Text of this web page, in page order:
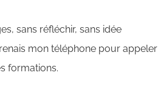
sans réfléchir, sans idée
mon téléphone pour appeler
formations.